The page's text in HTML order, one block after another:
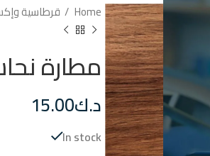
Home قرطاسية
مطارة
د.ك15.00
In stock